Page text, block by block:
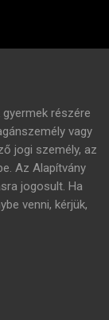
részére
vagy
jogi személy, az
Az Alapítvány
jogosult. Ha
venni, kérjük,